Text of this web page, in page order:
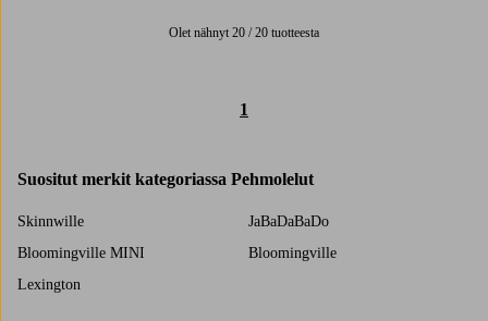
Olet nähnyt 20 / 20 tuotteesta
1
Suositut merkit kategoriassa Pehmolelut
Skinnwille
JaBaDaBaDo
Bloomingville MINI
Bloomingville
Lexington